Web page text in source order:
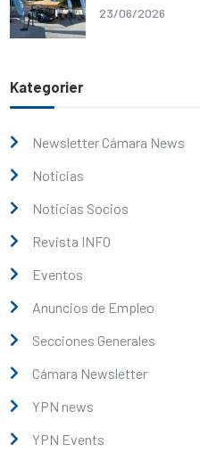
23/06/2026
Kategorier
Newsletter Cámara News
Noticias
Noticias Socios
Revista INFO
Eventos
Anuncios de Empleo
Secciones Generales
Cámara Newsletter
YPN news
YPN Events